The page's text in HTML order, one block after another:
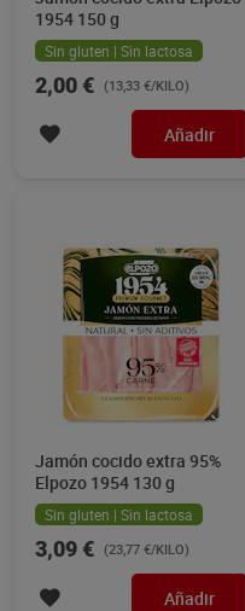
1954 150 g
Sin gluten | Sin lactosa
2,00 € (13,33 €/KILO)
Añadir
Jamón cocido extra 95%
Elpozo 1954 130 g
Sin gluten | Sin lactosa
3,09 € (23,77 €/KILO)
Añadir